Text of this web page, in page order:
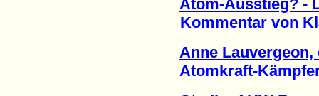
Atom-Ausstieg? -
Kommentar von
Anne
Atomkraft-